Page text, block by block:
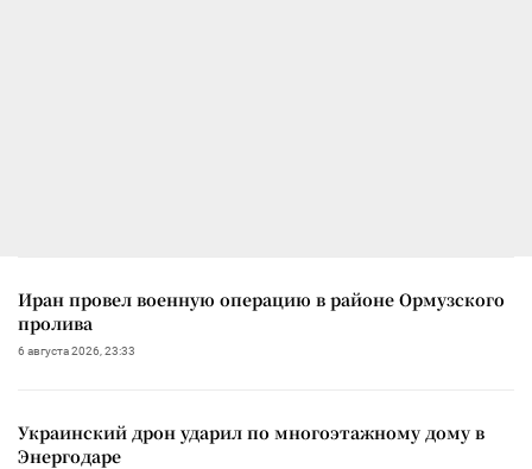
Иран провел военную операцию в районе Ормузского
пролива
6 августа 2026, 23:33
Украинский дрон ударил по многоэтажному дому в
Энергодаре